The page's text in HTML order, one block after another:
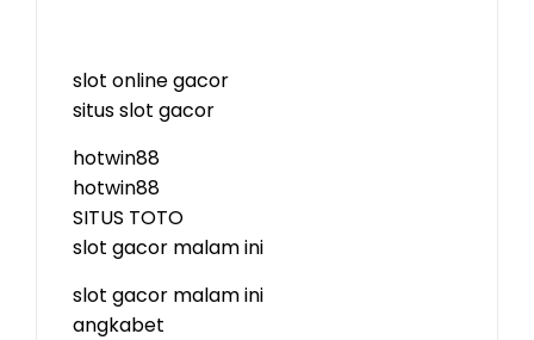
slot online gacor
situs slot gacor
hotwin88
hotwin88
SITUS TOTO
slot gacor malam ini
slot gacor malam ini
angkabet